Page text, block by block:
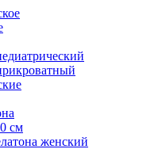
см
женский